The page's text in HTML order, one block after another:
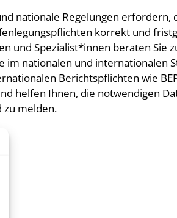
nationale Regelungen erfordern,
korrekt und
und Spezialist*innen beraten Sie
im nationalen und internationalen
Berichtspflichten wie
helfen Ihnen, die notwendigen
zu melden.